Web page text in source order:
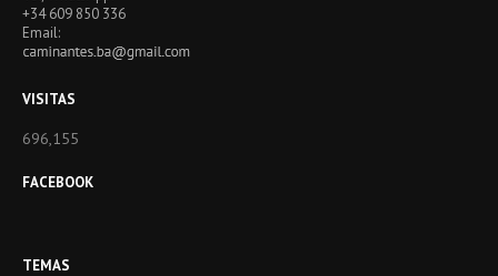
+34 609 850 336
Email:
VISITAS
696,155
FACEBOOK
TEMAS